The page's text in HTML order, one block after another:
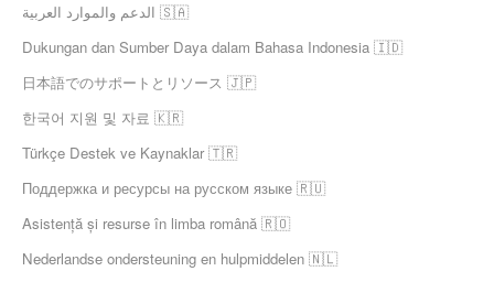
الدعم والموارد العربية 🇸🇦
Dukungan dan Sumber Daya dalam Bahasa Indonesia 🇮🇩
日本語でのサポートとリソース 🇯🇵
한국어 지원 및 자료 🇰🇷
Türkçe Destek ve Kaynaklar 🇹🇷
Поддержка и ресурсы на русском языке 🇷🇺
Asistență și resurse în limba română 🇷🇴
Nederlandse ondersteuning en hulpmiddelen 🇳🇱